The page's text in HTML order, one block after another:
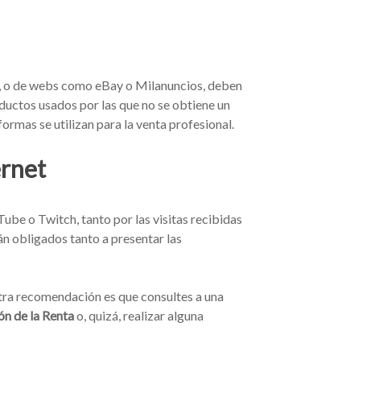
de webs como eBay o Milanuncios, deben
usados por las que no se obtiene un
se utilizan para la venta profesional.
o Twitch, tanto por las visitas recibidas
obligados tanto a presentar las
recomendación es que consultes a una
de la Rentao, quizá, realizar alguna